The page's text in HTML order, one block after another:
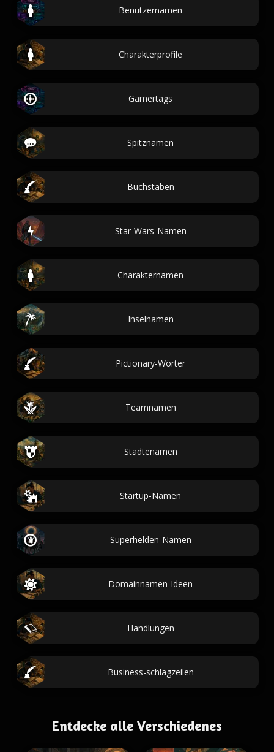
Benutzernamen
Charakterprofile
Gamertags
Spitznamen
Buchstaben
Star-Wars-Namen
Charakternamen
Inselnamen
Pictionary-Wörter
Teamnamen
Städtenamen
Startup-Namen
Superhelden-Namen
Domainnamen-Ideen
Handlungen
Business-schlagzeilen
Entdecke alle Verschiedenes